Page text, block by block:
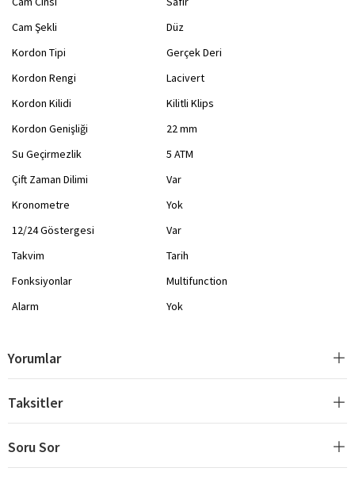
Cam Şekli
Düz
Kordon Tipi
Gerçek Deri
Kordon Rengi
Lacivert
Kordon Kilidi
Kilitli Klips
Kordon Genişliği
22 mm
Su Geçirmezlik
5 ATM
Çift Zaman Dilimi
Var
Kronometre
Yok
12/24 Göstergesi
Var
Takvim
Tarih
Fonksiyonlar
Multifunction
Alarm
Yok
Yorumlar
Taksitler
Soru Sor